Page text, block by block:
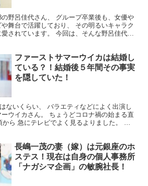
野呂佳代さん、 グループ卒業後も、女優や
舞台で活躍しており、 その明るいキャラク
されています。 今回は、そんな野呂佳代さ
ファーストサマーウイカは結婚し
ている？！結婚後５年間その事実
を隠していた！
ないくらい、 バラエティなどによく出演し
ウイカさん。 ちょうどコロナ禍の始まる直
ら 急にテレビでよく見るよりました。 じ
長嶋一茂の妻（嫁）は元銀座のホ
ステス！現在は自身の個人事務所
「ナガシマ企画」の敏腕社長！